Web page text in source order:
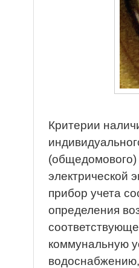
Критерии
(общедомового)
электрической
прибор учета
определения
коммунальную